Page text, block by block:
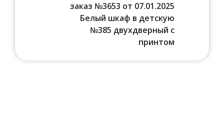
заказ №3653 от 07.01.2025
Белый шкаф в детскую
№385 двухдверный с
принтом